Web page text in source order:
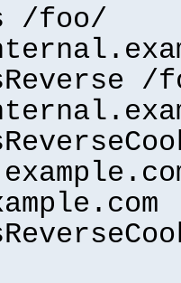
/foo/
/